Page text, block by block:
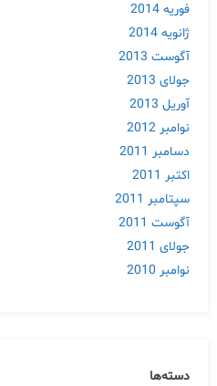
فوریه 2014
ژانویه 2014
آگوست 2013
جولای 2013
آوریل 2013
نوامبر 2012
دسامبر 2011
اکتبر 2011
سپتامبر 2011
آگوست 2011
جولای 2011
نوامبر 2010
دسته‌ها